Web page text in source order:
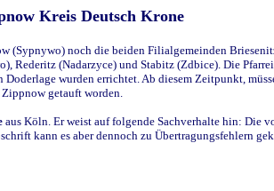
Kreis Deutsch Krone
(Sypnywo) noch die beiden Filialgemeinden
Rederitz (Nadarzyce) und Stabitz (Zdbice). Die
wurden errichtet. Ab diesem Zeitpunkt,
getauft worden.
aus Köln. Er weist auf folgende Sachverhalte hin: Die
kann es aber dennoch zu Übertragungsfehlern